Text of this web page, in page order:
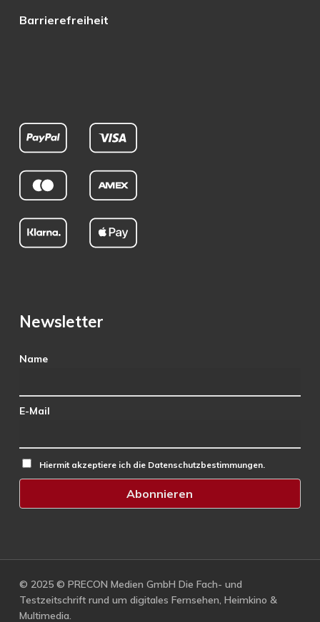
Barrierefreiheit
Newsletter
Name
E-Mail
Hiermit akzeptiere ich die Datenschutzbestimmungen.
© 2025 © PRECON Medien GmbH Die Fach- und
Testzeitschrift rund um digitales Fernsehen, Heimkino &
Multimedia.